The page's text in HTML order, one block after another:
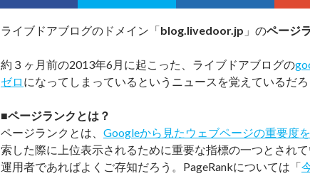
ライブドアブログのドメイン「blog.livedoor.jp 」のページ
約３ヶ月前の2013年6月に起こった、ライブドアブログの
ゼロ になってしまっているというニュースを覚えているだろ
■ページランクとは？
ページランクとは、 Googleから見たウェブページの重要度
索した際に上位表示されるために重要な指標の一つとされ
運用者であればよくご存知だろう。PageRankについては「